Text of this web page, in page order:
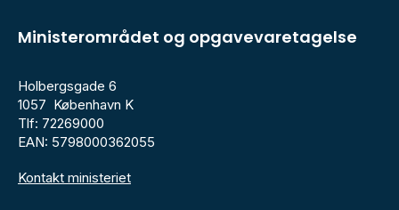
Ministerområdet og opgavevaretagelse
Holbergsgade 6
1057 København K
Tlf: 72269000
EAN: 5798000362055
Kontakt ministeriet